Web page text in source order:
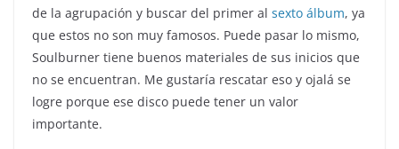
de la agrupación y buscar del primer al sexto álbum, ya
que estos no son muy famosos. Puede pasar lo mismo,
Soulburner tiene buenos materiales de sus inicios que
no se encuentran. Me gustaría rescatar eso y ojalá se
logre porque ese disco puede tener un valor
importante.